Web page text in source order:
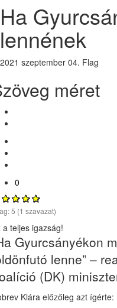
Ha
lennének
2021 szeptember 04. Flag
méret
0
5 (1 szavazat)
a teljes igazság!
Gyurcsányékon
lenne” –
(DK)
Klára előzőleg azt